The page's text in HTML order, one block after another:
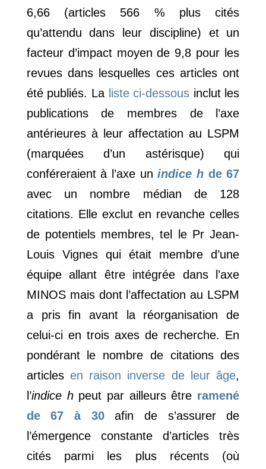
6,66 (articles 566 % plus cités
qu’attendu dans leur discipline) et un
facteur d’impact moyen de 9,8 pour les
revues dans lesquelles ces articles ont
été publiés. La liste ci-dessous inclut les
publications de membres de l’axe
antérieures à leur affectation au LSPM
(marquées d’un astérisque) qui
conféreraient à l’axe unindice hde 67
avec un nombre médian de 128
citations. Elle exclut en revanche celles
de potentiels membres, tel le Pr Jean-
Louis Vignes qui était membre d’une
équipe allant être intégrée dans l’axe
MINOS mais dont l’affectation au LSPM
a pris fin avant la réorganisation de
celui-ci en trois axes de recherche. En
pondérant le nombre de citations des
articlesen raison inverse de leur âge,
l’indice hpeut par ailleurs être ramené
de 67 à 30afin de s’assurer de
l’émergence constante d’articles très
cités parmi les plus récents (où